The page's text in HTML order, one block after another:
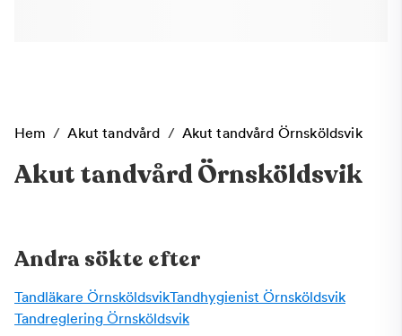
Hem / Akut tandvård / Akut tandvård Örnsköldsvik
Akut tandvård Örnsköldsvik
Andra sökte efter
Tandläkare ÖrnsköldsvikTandhygienist Örnsköldsvik
Tandreglering Örnsköldsvik